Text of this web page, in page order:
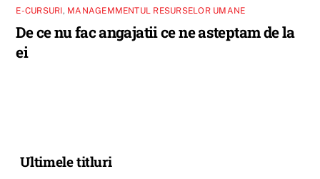
E-CURSURI, MANAGEMMENTUL RESURSELOR UMANE
De ce nu fac angajatii ce ne asteptam de la
ei
Ultimele titluri